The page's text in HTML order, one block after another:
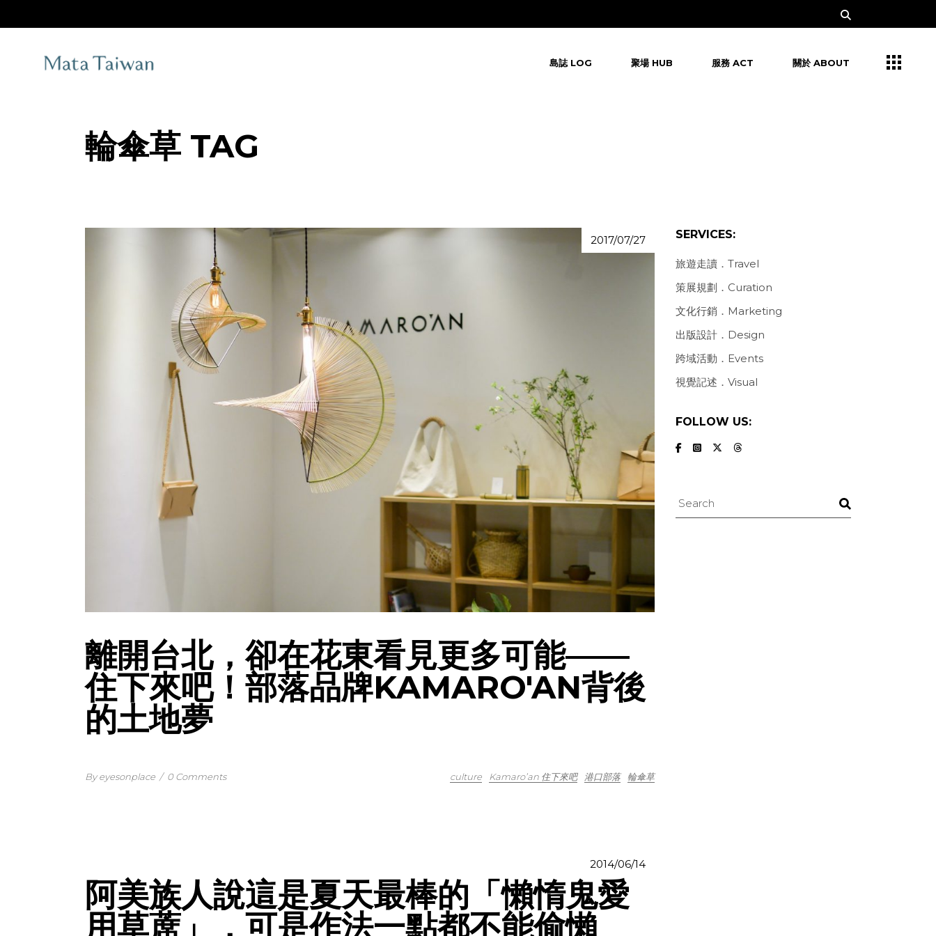
the
島誌 LOG 聚場 HUB 服務 ACT 關於 ABOUT
輪傘草 TAG
2017/07/27
離開台北，卻在花東看見更多可能——
住下來吧！部落品牌KAMARO'AN背後
的土地夢
By eyesonplace / 0 Comments culture Kamaro’an 住下來吧 港口部落 輪傘草
2014/06/14
阿美族人說這是夏天最棒的「懶惰鬼愛
用草蓆」，可是作法一點都不能偷懶
SERVICES:
旅遊走讀．Travel
策展規劃．Curation
文化行銷．Marketing
出版設計．Design
跨域活動．Events
視覺記述．Visual
FOLLOW US:
Search